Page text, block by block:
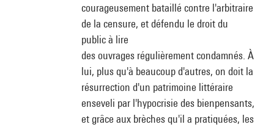
courageusement bataillé contre l'arbitraire
de la censure, et défendu le droit du
public à lire
des ouvrages régulièrement condamnés. À
lui, plus qu'à beaucoup d'autres, on doit la
résurrection d'un patrimoine littéraire
enseveli par l'hypocrisie des bienpensants,
et grâce aux brèches qu'il a pratiquées, les